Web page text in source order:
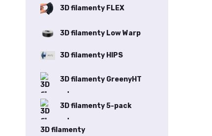
3D filamenty FLEX
3D filamenty Low Warp
3D filamenty HIPS
3D filamenty GreenyHT
3D filamenty 5-pack
3D filamenty